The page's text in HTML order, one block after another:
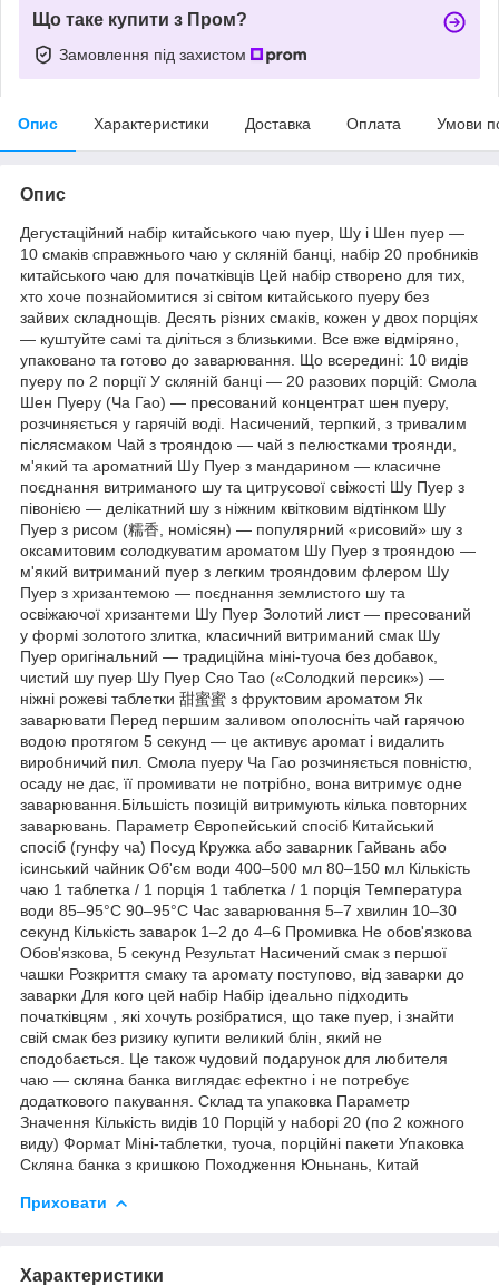
Що таке купити з Пром?
Замовлення під захистом
Опис Характеристики Доставка Оплата Умови
Опис
Дегустаційний набір китайського чаю пуер, Шу і Шен пуер —
10 смаків справжнього чаю у скляній банці, набір 20 пробників
китайського чаю для початківців Цей набір створено для тих,
хто хоче познайомитися зі світом китайського пуеру без
зайвих складнощів. Десять різних смаків, кожен у двох порціях
— куштуйте самі та діліться з близькими. Все вже відміряно,
упаковано та готово до заварювання. Що всередині: 10 видів
пуеру по 2 порції У скляній банці — 20 разових порцій: Смола
Шен Пуеру (Ча Гао) — пресований концентрат шен пуеру,
розчиняється у гарячій воді. Насичений, терпкий, з тривалим
післясмаком Чай з трояндою — чай з пелюстками троянди,
м'який та ароматний Шу Пуер з мандарином — класичне
поєднання витриманого шу та цитрусової свіжості Шу Пуер з
півонією — делікатний шу з ніжним квітковим відтінком Шу
Пуер з рисом (糯香, номісян) — популярний «рисовий» шу з
оксамитовим солодкуватим ароматом Шу Пуер з трояндою —
м'який витриманий пуер з легким трояндовим флером Шу
Пуер з хризантемою — поєднання землистого шу та
освіжаючої хризантеми Шу Пуер Золотий лист — пресований
у формі золотого злитка, класичний витриманий смак Шу
Пуер оригінальний — традиційна міні-туоча без добавок,
чистий шу пуер Шу Пуер Сяо Тао («Солодкий персик») —
ніжні рожеві таблетки 甜蜜蜜 з фруктовим ароматом Як
заварювати Перед першим заливом ополосніть чай гарячою
водою протягом 5 секунд — це активує аромат і видалить
виробничий пил. Смола пуеру Ча Гао розчиняється повністю,
осаду не дає, її промивати не потрібно, вона витримує одне
заварювання.Більшість позицій витримують кілька повторних
заварювань. Параметр Європейський спосіб Китайський
спосіб (гунфу ча) Посуд Кружка або заварник Гайвань або
ісинський чайник Об'єм води 400–500 мл 80–150 мл Кількість
чаю 1 таблетка / 1 порція 1 таблетка / 1 порція Температура
води 85–95°C 90–95°C Час заварювання 5–7 хвилин 10–30
секунд Кількість заварок 1–2 до 4–6 Промивка Не обов'язкова
Обов'язкова, 5 секунд Результат Насичений смак з першої
чашки Розкриття смаку та аромату поступово, від заварки до
заварки Для кого цей набір Набір ідеально підходить
початківцям , які хочуть розібратися, що таке пуер, і знайти
свій смак без ризику купити великий блін, який не
сподобається. Це також чудовий подарунок для любителя
чаю — скляна банка виглядає ефектно і не потребує
додаткового пакування. Склад та упаковка Параметр
Значення Кількість видів 10 Порцій у наборі 20 (по 2 кожного
виду) Формат Міні-таблетки, туоча, порційні пакети Упаковка
Скляна банка з кришкою Походження Юньнань, Китай
Приховати
Характеристики